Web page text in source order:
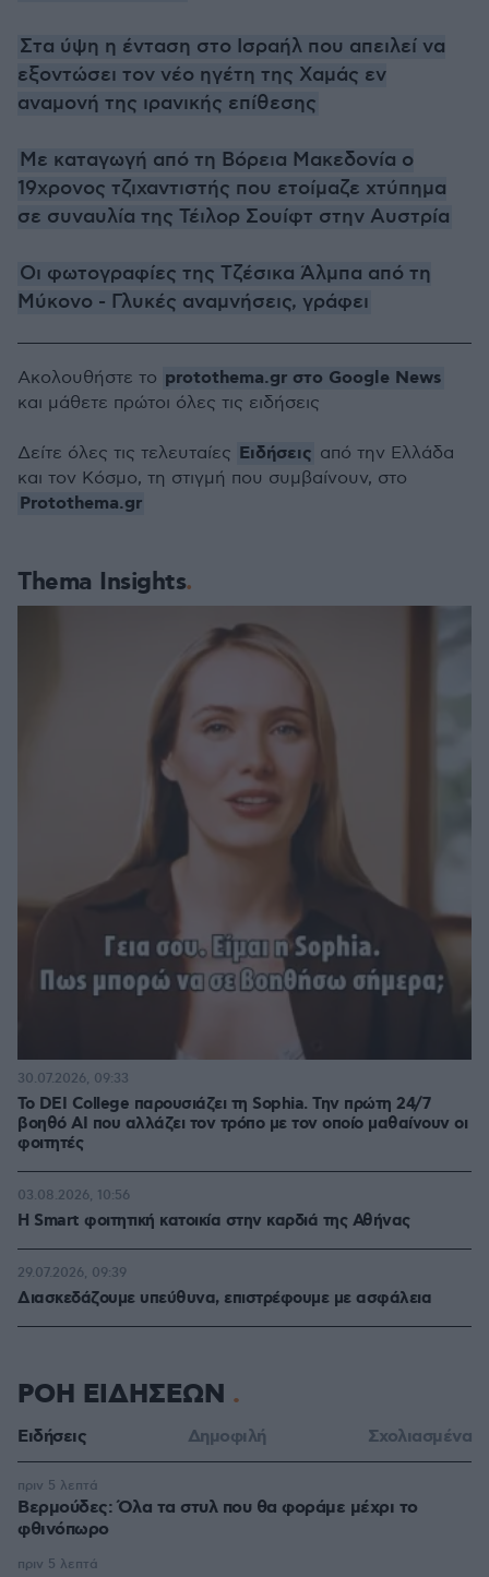
Στα ύψη η ένταση στο Ισραήλ που απειλεί να
εξοντώσει τον νέο ηγέτη της Χαμάς εν
αναμονή της ιρανικής επίθεσης
Με καταγωγή από τη Βόρεια Μακεδονία ο
19χρονος τζιχαντιστής που ετοίμαζε χτύπημα
σε συναυλία της Τέιλορ Σουίφτ στην Αυστρία
Οι φωτογραφίες της Τζέσικα Άλμπα από τη
Μύκονο - Γλυκές αναμνήσεις, γράφει
Thema Insights
Το DEI College παρουσιάζει τη Sophia. Την πρώτη 24/7
βοηθό AI που αλλάζει τον τρόπο με τον οποίο μαθαίνουν οι
φοιτητές
30.07.2026, 09:33
Η Smart φοιτητική κατοικία στην καρδιά της Αθήνας
03.08.2026, 10:56
Διασκεδάζουμε υπεύθυνα, επιστρέφουμε με ασφάλεια
29.07.2026, 09:39
Ακολουθήστε το protothema.gr στο Google News
και μάθετε πρώτοι όλες τις ειδήσεις
Δείτε όλες τις τελευταίες Ειδήσεις από την Ελλάδα
και τον Κόσμο, τη στιγμή που συμβαίνουν, στο
Protothema.gr
ΡΟΗ ΕΙΔΗΣΕΩΝ
Ειδήσεις Δημοφιλή Σχολιασμένα
Βερμούδες: Όλα τα στυλ που θα φοράμε μέχρι το
φθινόπωρο
πριν 5 λεπτά
πριν 5 λεπτά